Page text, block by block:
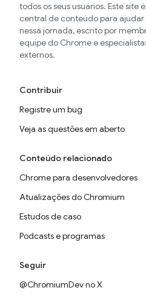
todos os seus usuários. Este site
central de conteúdo para ajudar
nessa jornada, escrito por
equipe do Chrome e
externos.
Contribuir
Registre um bug
Veja as questões em aberto
Conteúdo relacionado
Chrome para desenvolvedores
Atualizações do Chromium
Estudos de caso
Podcasts e programas
Seguir
@ChromiumDev no X